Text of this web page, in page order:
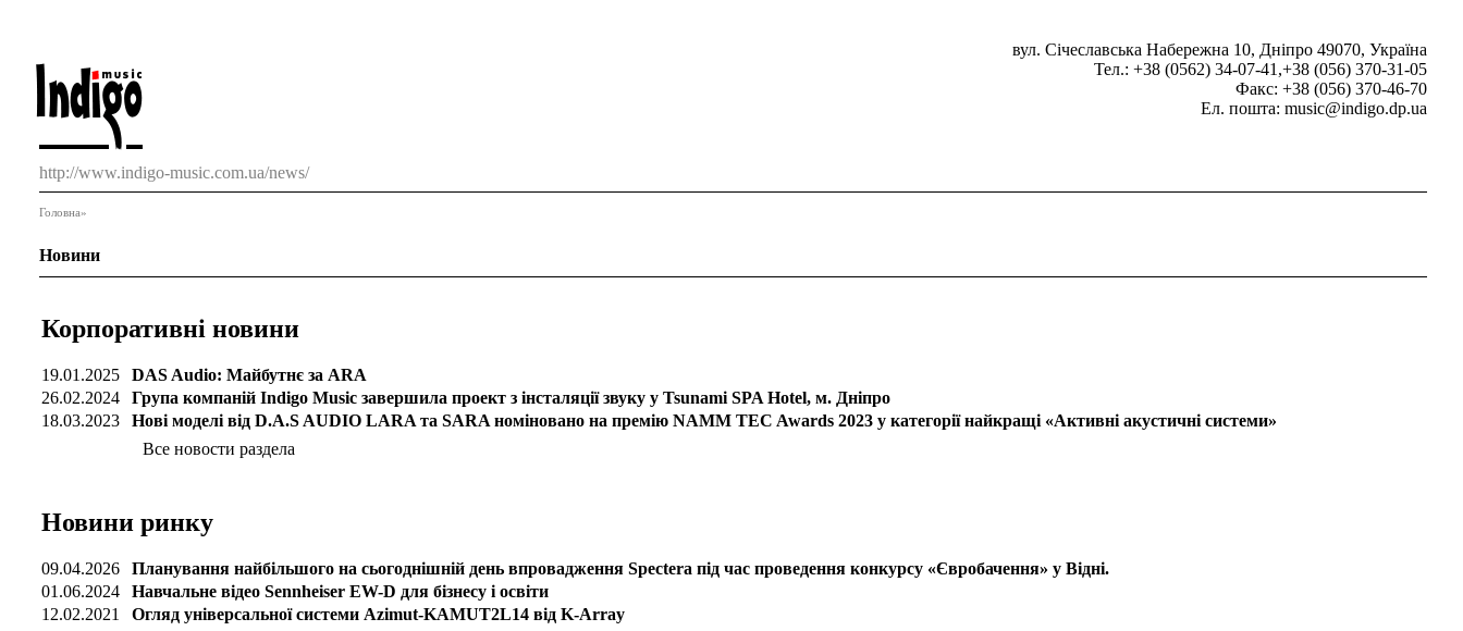
вул. Січеславська Набережна 10, Дніпро 49070, Україна
Тел.: +38 (0562) 34-07-41,+38 (056) 370-31-05
Факс: +38 (056) 370-46-70
Ел. пошта: music@indigo.dp.ua
http://www.indigo-music.com.ua/news/
Головна»
Новини
Корпоративні новини
19.01.2025
DAS Audio: Майбутнє за ARA
26.02.2024
Група компаній Indigo Music завершила проект з інсталяції звуку у Tsunami SPA Hotel, м. Дніпро
18.03.2023
Нові моделі від D.A.S AUDIO LARA та SARA номіновано на премію NAMM TEC Awards 2023 у категорії найкращі «Активні акустичні системи»
Все новости раздела
Новини ринку
09.04.2026
Планування найбільшого на сьогоднішній день впровадження Spectera під час проведення конкурсу «Євробачення» у Відні.
01.06.2024
Навчальне відео Sennheiser EW-D для бізнесу і освіти
12.02.2021
Огляд універсальної системи Azimut-KAMUT2L14 від K-Array